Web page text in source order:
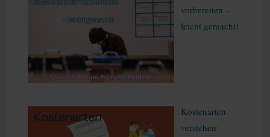
vorbereiten –
leicht gemacht!
Kostenarten
verstehen: